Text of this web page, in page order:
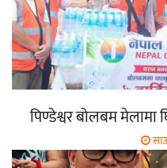
पिण्डेश्वर बोलबम